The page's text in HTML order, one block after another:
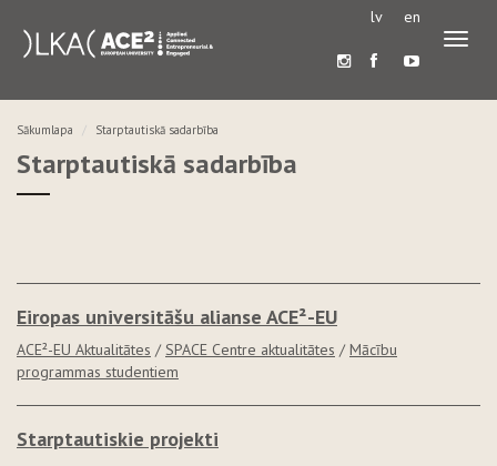
lv en
Sākumlapa Starptautiskā sadarbība
Starptautiskā sadarbība
Eiropas universitāšu alianse ACE²-EU
ACE²-EU Aktualitātes /SPACE Centre aktualitātes /Mācību
programmas studentiem
Starptautiskie projekti